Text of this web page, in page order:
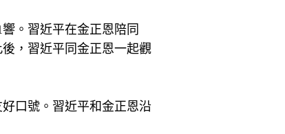
。習近平在金正恩陪同
，習近平同金正恩一起觀
口號。習近平和金正恩沿